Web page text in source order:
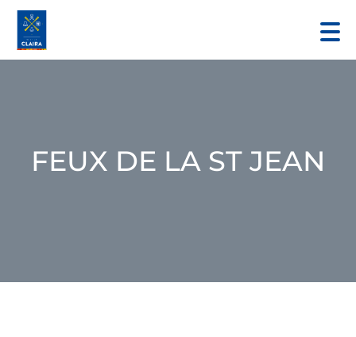
FEUX DE LA ST JEAN